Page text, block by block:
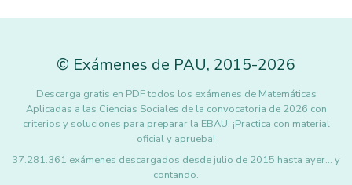
© Exámenes de PAU, 2015-2026
Descarga gratis en PDF todos los exámenes de Matemáticas
Aplicadas a las Ciencias Sociales de la convocatoria de 2026 con
criterios y soluciones para preparar la EBAU. ¡Practica con material
oficial y aprueba!
37.281.361 exámenes descargados desde julio de 2015 hasta ayer... y
contando.